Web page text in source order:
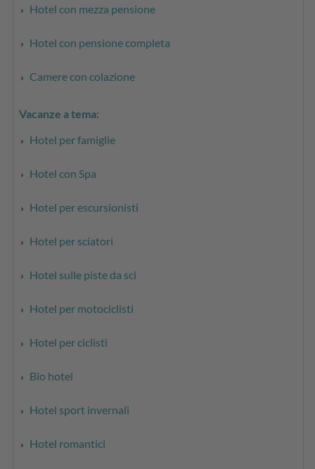
Hotel con mezza pensione
Hotel con pensione completa
Camere con colazione
Vacanze a tema:
Hotel per famiglie
Hotel con Spa
Hotel per escursionisti
Hotel per sciatori
Hotel sulle piste da sci
Hotel per motociclisti
Hotel per ciclisti
Bio hotel
Hotel sport invernali
Hotel romantici